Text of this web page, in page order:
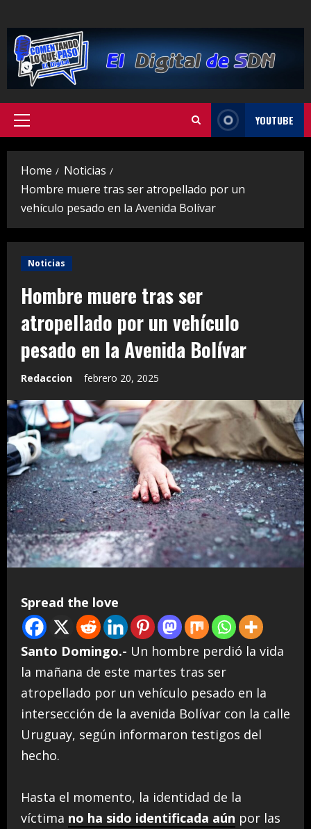
to
content
Primary
YOUTUBE
Home
Noticias
Hombre muere tras ser atropellado por un
vehículo pesado en la Avenida Bolívar
Noticias
Hombre muere tras ser
atropellado por un vehículo
pesado en la Avenida Bolívar
Redaccion febrero 20, 2025
Spread the love
Santo Domingo.- Un hombre perdió la vida
la mañana de este martes tras ser
atropellado por un vehículo pesado en la
intersección de la avenida Bolívar con la calle
Uruguay, según informaron testigos del
hecho.
Hasta el momento, la identidad de la
víctima no ha sido identificada aún por las